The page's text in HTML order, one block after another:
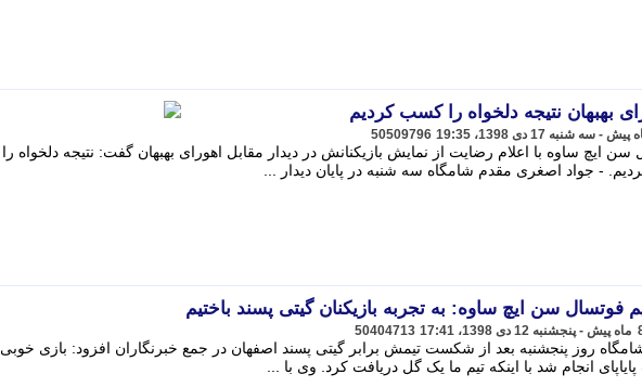
بهبهان نتیجه دلخواه را کسب کردیم
50509796
ایچ ساوه با اعلام رضایت از نمایش بازیکنانش در دیدار مقابل اهورای بهبهان گفت: نتیجه دلخواه را
- جواد اصغری مقدم شامگاه سه شنبه در پایان دیدار ...
فوتسال سن ایچ ساوه: به تجربه بازیکنان گیتی پسند باختیم
17:41
50404713
روز پنجشنبه بعد از شکست تیمش برابر گیتی پسند اصفهان در جمع خبرنگاران افزود: بازی خوبی
انجام شد با اینکه تیم ما یک گل دریافت کرد. وی با ...